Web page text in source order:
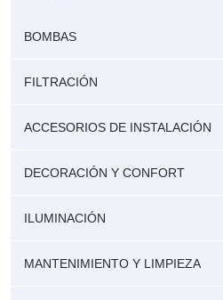
BOMBAS
FILTRACIÓN
ACCESORIOS DE INSTALACIÓN
DECORACIÓN Y CONFORT
ILUMINACIÓN
MANTENIMIENTO Y LIMPIEZA